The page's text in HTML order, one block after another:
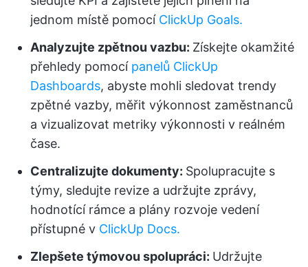
jednom místě pomocí ClickUp Goals.
Analyzujte zpětnou vazbu: Získejte okamžité
přehledy pomocí panelů ClickUp
Dashboards, abyste mohli sledovat trendy
zpětné vazby, měřit výkonnost zaměstnanců
a vizualizovat metriky výkonnosti v reálném
čase.
Centralizujte dokumenty: Spolupracujte s
týmy, sledujte revize a udržujte zprávy,
hodnotící rámce a plány rozvoje vedení
přístupné v ClickUp Docs.
Zlepšete týmovou spolupráci: Udržujte